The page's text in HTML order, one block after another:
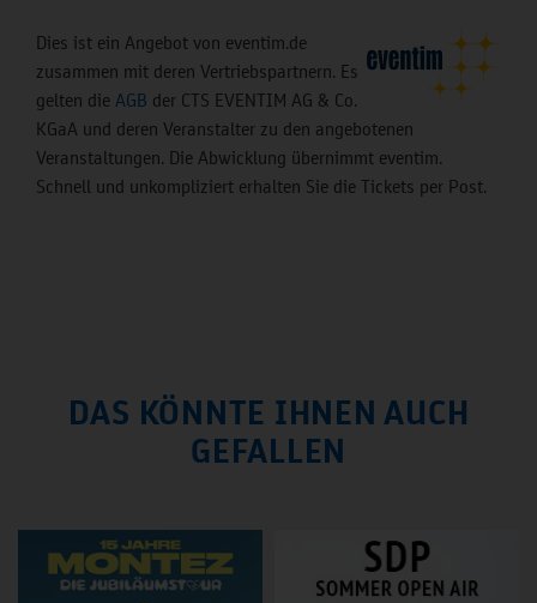
Dies ist ein Angebot von eventim.de
zusammen mit deren Vertriebspartnern. Es
gelten die AGB der CTS EVENTIM AG & Co.
KGaA und deren Veranstalter zu den angebotenen
Veranstaltungen. Die Abwicklung übernimmt eventim.
Schnell und unkompliziert erhalten Sie die Tickets per Post.
DAS KÖNNTE IHNEN AUCH
GEFALLEN